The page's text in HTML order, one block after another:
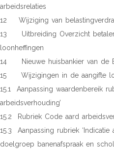
arbeidsrelaties
12 Wijziging van
13 Uitbreiding Overzicht
loonheffingen
14 Nieuwe huisbankier van de
15 Wijzigingen in de aangifte
15.1 Aanpassing waardenbereik
arbeidsverhouding’
15.2 Rubriek Code aard
15.3 Aanpassing rubriek ‘Indicatie
doelgroep banenafspraak en